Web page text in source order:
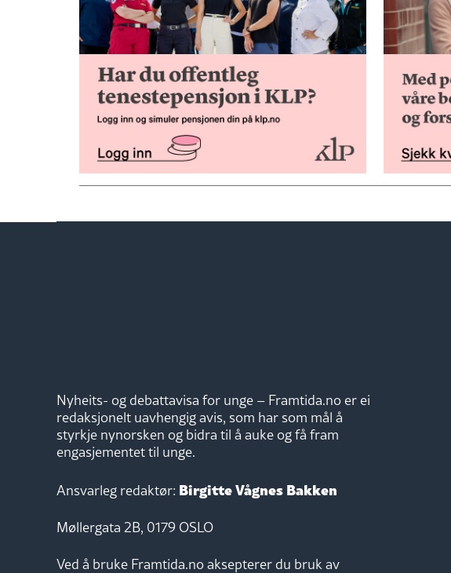
Nyheits- og debattavisa for unge – Framtida.no er ei
redaksjonelt uavhengig avis, som har som mål å
styrkje nynorsken og bidra til å auke og få fram
engasjementet til unge.
Ansvarleg redaktør: Birgitte Vågnes Bakken
Møllergata 2B, 0179 OSLO
Ved å bruke Framtida.no aksepterer du bruk av